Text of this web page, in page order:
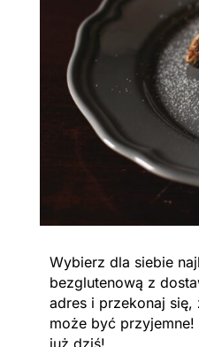
Wybierz dla siebie
bezglutenową z
adres i przekonaj się,
może być